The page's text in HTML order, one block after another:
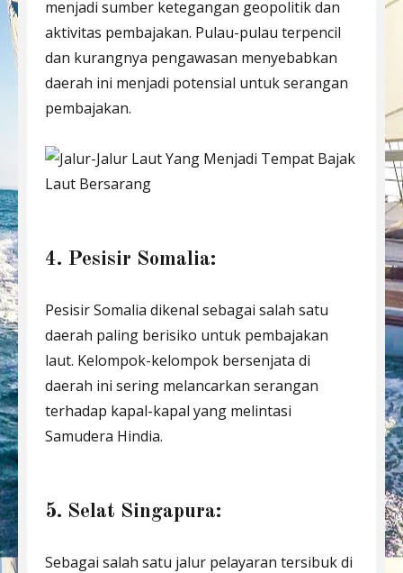
menjadi sumber ketegangan geopolitik dan
aktivitas pembajakan. Pulau-pulau terpencil
dan kurangnya pengawasan menyebabkan
daerah ini menjadi potensial untuk serangan
pembajakan.
4. Pesisir Somalia:
Pesisir Somalia dikenal sebagai salah satu
daerah paling berisiko untuk pembajakan
laut. Kelompok-kelompok bersenjata di
daerah ini sering melancarkan serangan
terhadap kapal-kapal yang melintasi
Samudera Hindia.
5. Selat Singapura:
Sebagai salah satu jalur pelayaran tersibuk di